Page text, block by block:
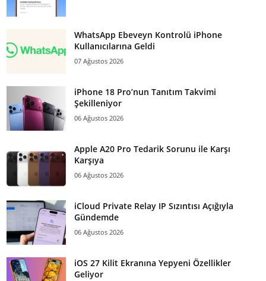
WhatsApp Ebeveyn Kontrolü iPhone
Kullanıcılarına Geldi
07 Ağustos 2026
iPhone 18 Pro’nun Tanıtım Takvimi
Şekilleniyor
06 Ağustos 2026
Apple A20 Pro Tedarik Sorunu ile Karşı
Karşıya
06 Ağustos 2026
iCloud Private Relay IP Sızıntısı Açığıyla
Gündemde
06 Ağustos 2026
iOS 27 Kilit Ekranına Yepyeni Özellikler
Geliyor